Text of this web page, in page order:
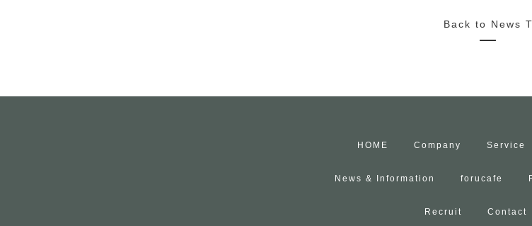
Back to News
HOME Company Service
News & Information forucafe
Recruit Contact